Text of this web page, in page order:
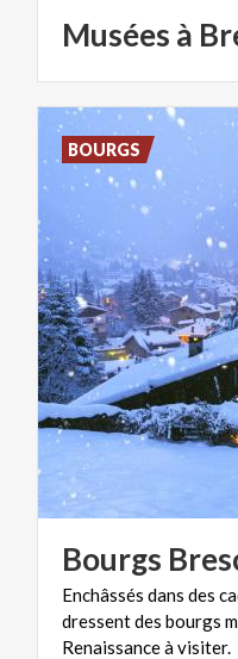
Musées à
Bourgs
Enchâssés dans des
dressent des bourgs
Renaissance à visiter.
BOURGS